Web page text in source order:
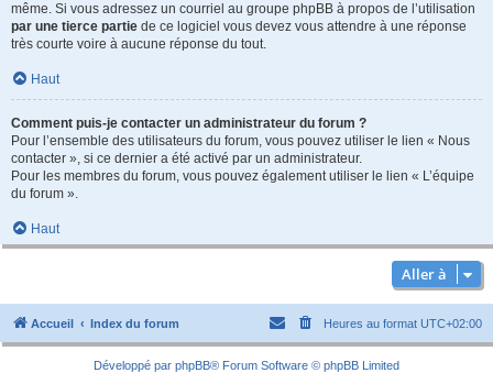
même. Si vous adressez un courriel au groupe phpBB à propos de l’utilisation
par une tierce partie de ce logiciel vous devez vous attendre à une réponse
très courte voire à aucune réponse du tout.
Haut
Comment puis-je contacter un administrateur du forum ?
Pour l’ensemble des utilisateurs du forum, vous pouvez utiliser le lien « Nous
contacter », si ce dernier a été activé par un administrateur.
Pour les membres du forum, vous pouvez également utiliser le lien « L’équipe
du forum ».
Haut
Aller à
Accueil Index du forum Heures au format UTC+02:00
Développé par phpBB® Forum Software © phpBB Limited